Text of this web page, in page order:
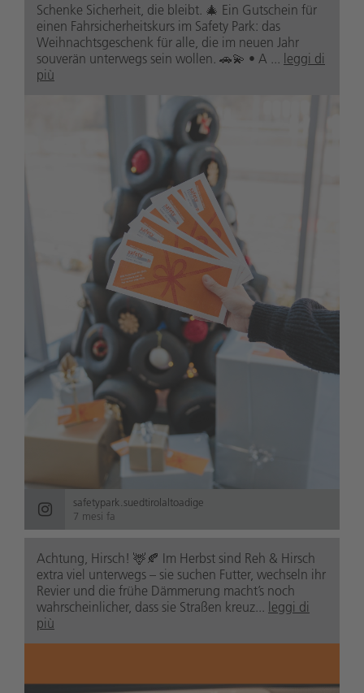
Schenke Sicherheit, die bleibt. 🎄 Ein Gutschein für
einen Fahrsicherheitskurs im Safety Park: das
Weihnachtsgeschenk für alle, die im neuen Jahr
souverän unterwegs sein wollen. 🚗💫 • A ... leggi di
più
safetypark.suedtirolaltoadige
7 mesi fa
Achtung, Hirsch! 🦌🍂 Im Herbst sind Reh & Hirsch
extra viel unterwegs – sie suchen Futter, wechseln ihr
Revier und die frühe Dämmerung macht’s noch
wahrscheinlicher, dass sie Straßen kreuz... leggi di
più